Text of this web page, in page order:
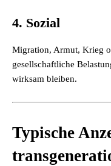
4. Sozial
Migration, Armut, Krieg
gesellschaftliche
wirksam bleiben.
Typische